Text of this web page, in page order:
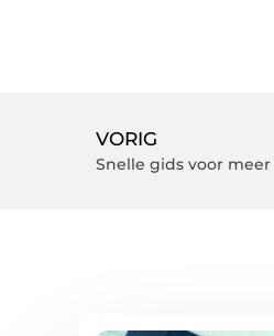
VORIG
Snelle gids voor